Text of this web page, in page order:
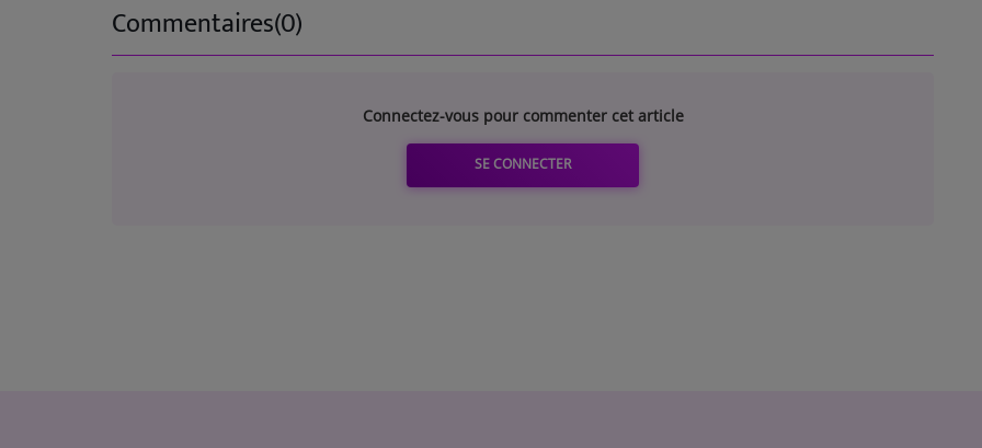
Commentaires(0)
Connectez-vous pour commenter cet article
SE CONNECTER